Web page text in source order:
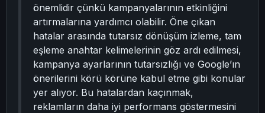
önemlidir çünkü kampanyalarının etkinliğini
artırmalarına yardımcı olabilir. Öne çıkan
hatalar arasında tutarsız dönüşüm izleme, tam
eşleme anahtar kelimelerinin göz ardı edilmesi,
kampanya ayarlarının tutarsızlığı ve Google’ın
önerilerini körü körüne kabul etme gibi konular
yer alıyor. Bu hatalardan kaçınmak,
reklamların daha iyi performans göstermesini